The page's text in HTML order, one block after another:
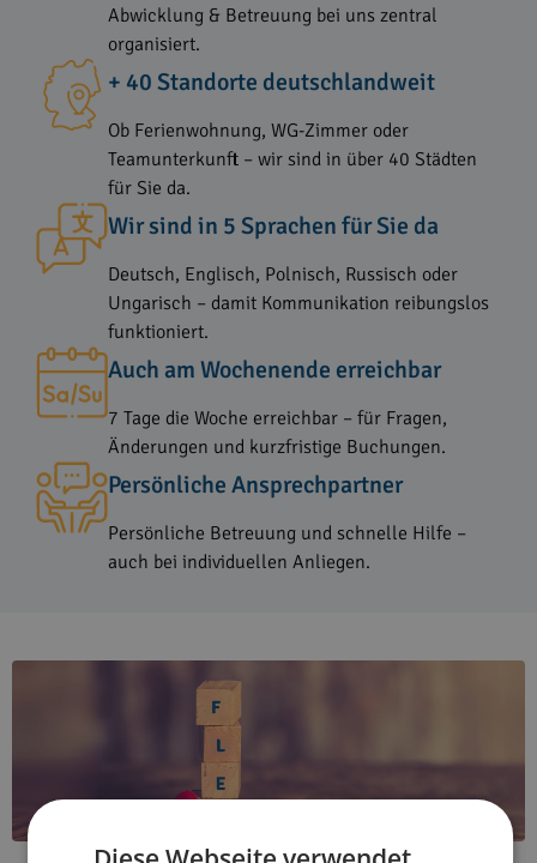
Abwicklung & Betreuung bei uns zentral
organisiert.
+ 40 Standorte deutschlandweit
Ob Ferienwohnung, WG-Zimmer oder
Teamunterkunft – wir sind in über 40 Städten
für Sie da.
Wir sind in 5 Sprachen für Sie da
Deutsch, Englisch, Polnisch, Russisch oder
Ungarisch – damit Kommunikation reibungslos
funktioniert.
Auch am Wochenende erreichbar
7 Tage die Woche erreichbar – für Fragen,
Änderungen und kurzfristige Buchungen.
Persönliche Ansprechpartner
Persönliche Betreuung und schnelle Hilfe –
auch bei individuellen Anliegen.